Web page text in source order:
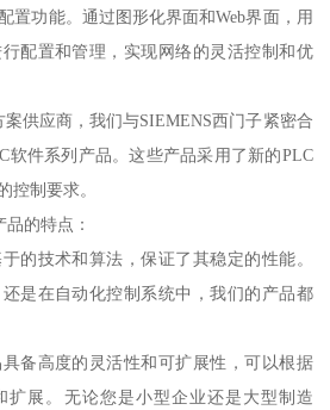
置功能。通过图形化界面和Web界面，用
配置和管理，实现网络的灵活控制和优
应商，我们与SIEMENS西门子紧密合
软件系列产品。这些产品采用了新的PLC
控制要求。
的特点：
的技术和算法，保证了其稳定的性能。
是在自动化控制系统中，我们的产品都
备高度的灵活性和可扩展性，可以根据
扩展。无论您是小型企业还是大型制造